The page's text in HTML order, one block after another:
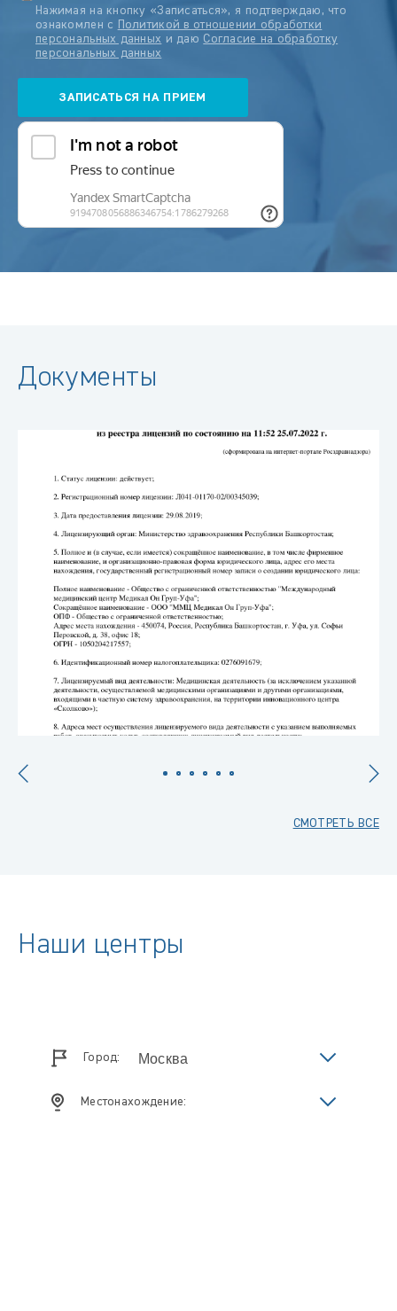
Нажимая на кнопку «Записаться», я подтверждаю, что
ознакомлен с
Политикой в отношении обработки
персональных данных и даю Согласие на обработку
персональных данных
Документы
СМОТРЕТЬ ВСЕ
Наши центры
Город:
Местонахождение: